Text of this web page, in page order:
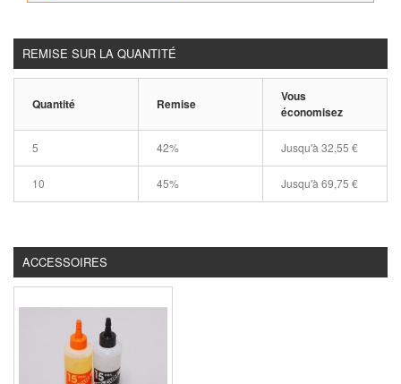
REMISE SUR LA QUANTITÉ
Quantité Remise
Vous
économisez
5 42% Jusqu'à 32,55 €
10 45% Jusqu'à 69,75 €
ACCESSOIRES